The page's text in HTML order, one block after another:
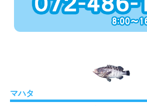
マハタ